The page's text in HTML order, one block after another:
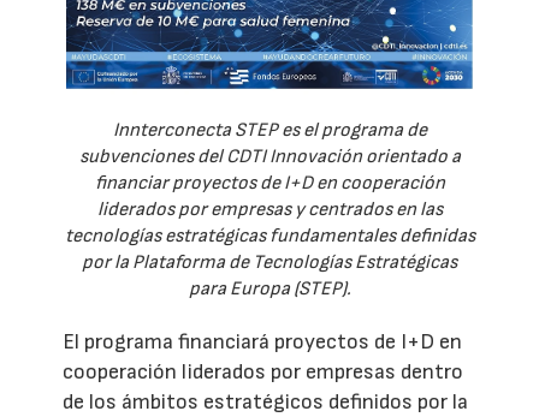
Innterconecta STEP es el programa de
subvenciones del CDTI Innovación orientado a
financiar proyectos de I+D en cooperación
liderados por empresas y centrados en las
tecnologías estratégicas fundamentales definidas
por la Plataforma de Tecnologías Estratégicas
para Europa (STEP).
El programa financiará proyectos de I+D en
cooperación liderados por empresas dentro
de los ámbitos estratégicos definidos por la